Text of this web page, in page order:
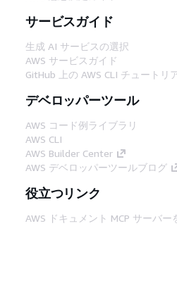
サービスガイド
生成 AI サービスの選択
AWS サービスガイド
GitHub 上の AWS CLI チュートリ
デベロッパーツール
AWS コード例ライブラリ
AWS CLI
AWS Builder Center
AWS デベロッパーツールブログ
役立つリンク
AWS ドキュメント MCP サーバー